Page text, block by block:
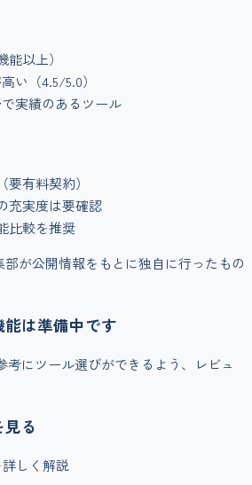
能以上）
い（4.5/5.0）
実績のあるツール
有料契約）
充実度は要確認
比較を推奨
が公開情報をもとに独自に行ったもの
は準備中です
考にツール選びができるよう、レビュ
る
しく解説